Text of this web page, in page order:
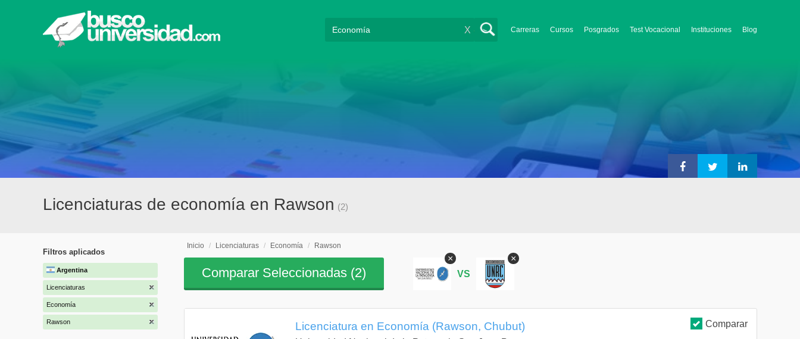
Carreras Cursos Posgrados Test Vocacional Instituciones Blog
X
Licenciaturas de economía en Rawson (2)
Filtros aplicados
Argentina
Licenciaturas
Economía
Rawson
Inicio / Licenciaturas / Economía / Rawson
Comparar Seleccionadas (2)
×
VS
×
Comparar
Licenciatura en Economía (Rawson, Chubut)